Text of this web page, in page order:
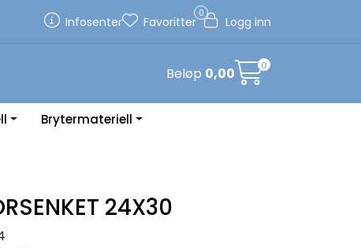
Infosenter
0
Favoritter Logg inn
Beløp 0,00 0
Brytermateriell
24X30